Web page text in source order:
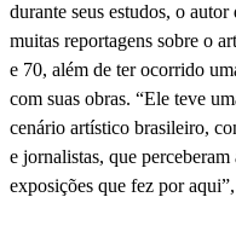
durante seus estudos, o
muitas reportagens sobre o
e 70, além de ter ocorrido
com suas obras. “Ele teve
cenário artístico brasileiro,
e jornalistas, que
exposições que fez por